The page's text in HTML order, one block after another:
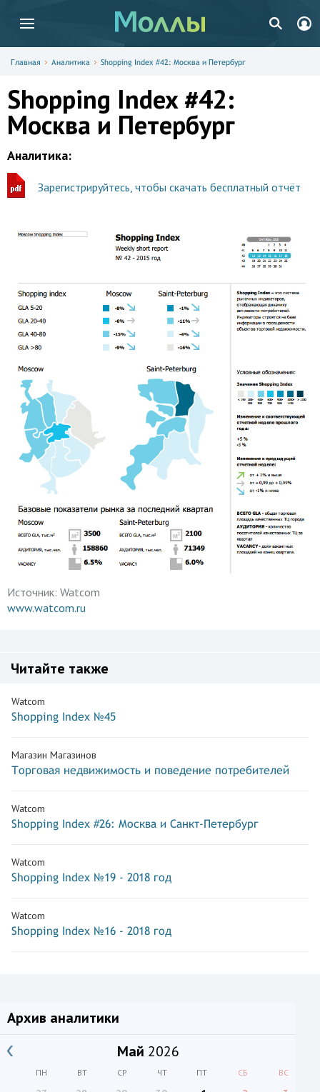
Главная Аналитика Shopping Index #42: Москва и Петербург
Shopping Index #42:
Москва и Петербург
Аналитика:
Зарегистрируйтесь, чтобы скачать бесплатный отчёт
Источник: Watcom
www.watcom.ru
Читайте также
Watcom
Shopping Index №45
Магазин Магазинов
Торговая недвижимость и поведение потребителей
Watcom
Shopping Index #26: Москва и Санкт-Петербург
Watcom
Shopping Index №19 - 2018 год
Watcom
Shopping Index №16 - 2018 год
Архив аналитики
Май 2026
ПН ВТ СР ЧТ ПТ СБ ВС